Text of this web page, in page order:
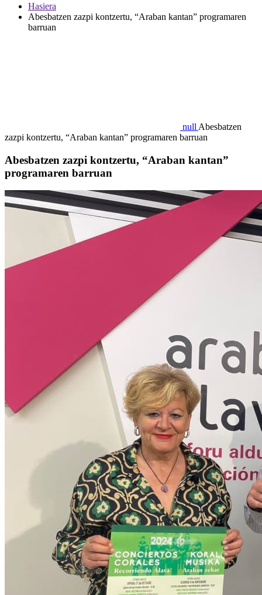
Hasiera
Abesbatzen zazpi kontzertu, “Araban kantan” programaren
barruan
null Abesbatzen
zazpi kontzertu, “Araban kantan” programaren barruan
Abesbatzen zazpi kontzertu, “Araban kantan”
programaren barruan